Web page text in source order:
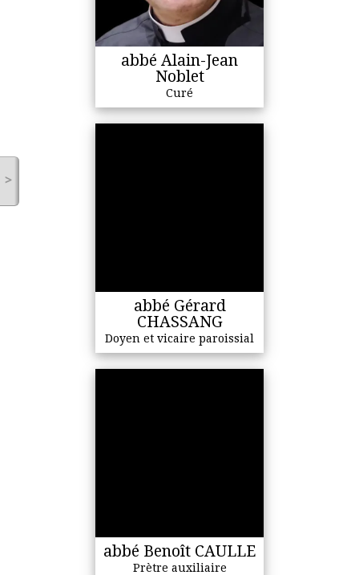
>
abbé Alain-Jean
Noblet
Curé
abbé Gérard
CHASSANG
Doyen et vicaire paroissial
abbé Benoît CAULLE
Prètre auxiliaire